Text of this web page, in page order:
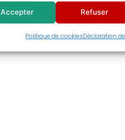
Accepter Refuser
Politique de cookiesDéclaration